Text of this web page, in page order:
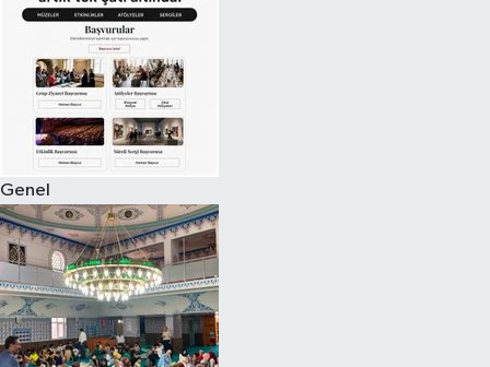
Genel
Süper Lig Puan Durumu ve Fikstür
Tüm Manşetler
Son Dakika Haberleri
Haber Arşivi